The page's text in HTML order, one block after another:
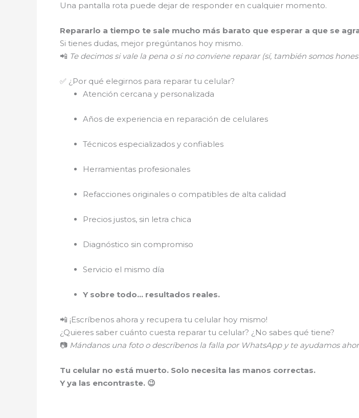
Una pantalla rota puede dejar de responder en cualquier momento.
Repararlo a tiempo te sale mucho más barato que esperar a que se
Si tienes dudas, mejor pregúntanos hoy mismo.
📲 Te decimos si vale la pena o si no conviene reparar (sí, también somos
✅ ¿Por qué elegirnos para reparar tu celular?
Atención cercana y personalizada
Años de experiencia en reparación de celulares
Técnicos especializados y confiables
Herramientas profesionales
Refacciones originales o compatibles de alta calidad
Precios justos, sin letra chica
Diagnóstico sin compromiso
Servicio el mismo día
Y sobre todo… resultados reales.
📲 ¡Escríbenos ahora y recupera tu celular hoy mismo!
¿Quieres saber cuánto cuesta reparar tu celular? ¿No sabes qué tiene?
📷 Mándanos una foto o descríbenos la falla por WhatsApp y te ayudamos
Tu celular no está muerto. Solo necesita las manos correctas.
Y ya las encontraste. 😉